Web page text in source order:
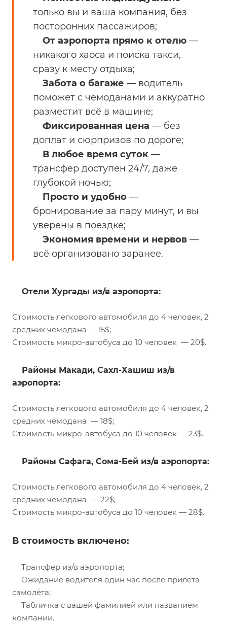
только вы и ваша компания, без
посторонних пассажиров;
От аэропорта прямо к отелю —
никакого хаоса и поиска такси,
сразу к месту отдыха;
Забота о багаже — водитель
поможет с чемоданами и аккуратно
разместит всё в машине;
Фиксированная цена — без
доплат и сюрпризов по дороге;
В любое время суток —
трансфер доступен 24/7, даже
глубокой ночью;
Просто и удобно —
бронирование за пару минут, и вы
уверены в поездке;
Экономия времени и нервов —
всё организовано заранее.
Отели Хургады из/в аэропорта:
Стоимость легкового автомобиля до 4 человек, 2
средних чемодана — 15$;
Стоимость микро-автобуса до 10 человек — 20$.
Районы Макади, Сахл-Хашиш из/в
аэропорта:
Стоимость легкового автомобиля до 4 человек, 2
средних чемодана — 18$;
Стоимость микро-автобуса до 10 человек — 23$.
Районы Сафага, Сома-Бей из/в аэропорта:
Стоимость легкового автомобиля до 4 человек, 2
средних чемодана — 22$;
Стоимость микро-автобуса до 10 человек — 28$.
В стоимость включено:
Трансфер из/в аэропорта;
Ожидание водителя один час после прилёта
самолёта;
Табличка с вашей фамилией или названием
компании.